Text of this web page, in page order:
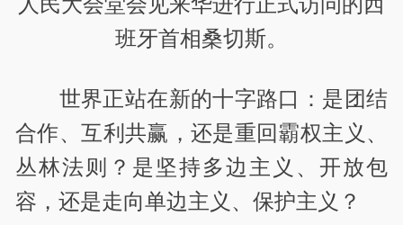
班牙首相桑切斯。
世界正站在新的十字路口：是团结
合作、互利共赢，还是重回霸权主义、
丛林法则？是坚持多边主义、开放包
容，还是走向单边主义、保护主义？